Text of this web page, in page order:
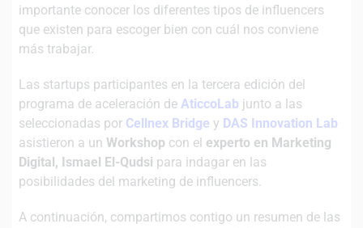
importante conocer los diferentes tipos de influencers
que existen para escoger bien con cuál nos conviene
más trabajar.
Las startups participantes en la tercera edición del
programa de aceleración de AticcoLab junto a las
seleccionadas por Cellnex Bridge y DAS Innovation Lab
asistieron a un Workshop con el experto en Marketing
Digital, Ismael El-Qudsi para indagar en las
posibilidades del marketing de influencers.
A continuación, compartimos contigo un resumen de las